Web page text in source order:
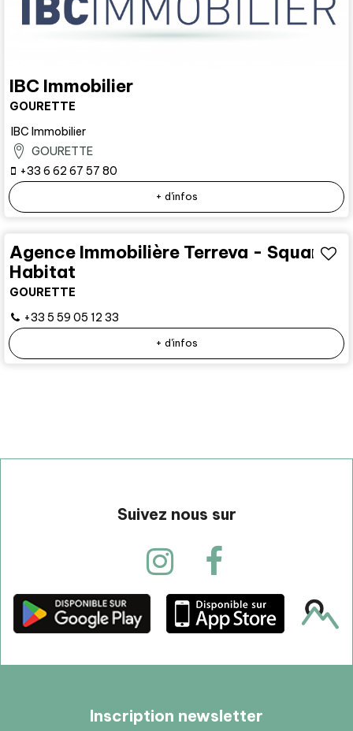
IBC Immobilier
GOURETTE
IBC Immobilier
GOURETTE
+33 6 62 67 57 80
+ d'infos
Agence Immobilière Terreva - Square
Habitat
GOURETTE
+33 5 59 05 12 33
+ d'infos
Suivez nous sur
Inscription newsletter